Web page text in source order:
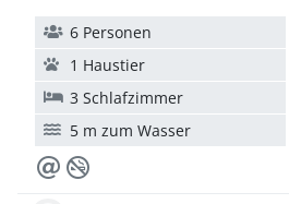
6 Personen
1 Haustier
3 Schlafzimmer
5 m zum Wasser